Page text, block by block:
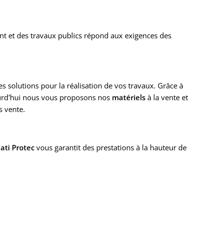
et des travaux publics répond aux exigences des
solutions pour la réalisation de vos travaux. Grâce à
nous vous proposons nos matériels à la vente et
vente.
Protec vous garantit des prestations à la hauteur de